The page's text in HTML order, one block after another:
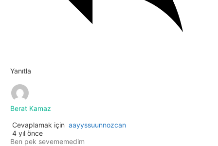
Yanıtla
Berat Kamaz
Cevaplamak için aayyssuunnozcan
4 yıl önce
Ben pek sevememedim